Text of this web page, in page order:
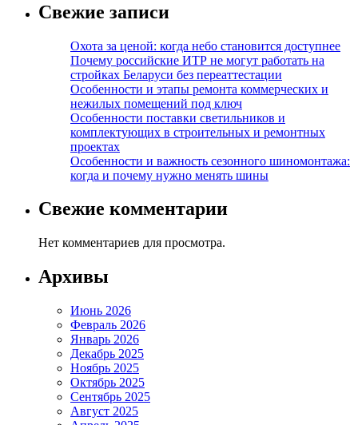
Свежие записи
Охота за ценой: когда небо становится доступнее
Почему российские ИТР не могут работать на
стройках Беларуси без переаттестации
Особенности и этапы ремонта коммерческих и
нежилых помещений под ключ
Особенности поставки светильников и
комплектующих в строительных и ремонтных
проектах
Особенности и важность сезонного шиномонтажа:
когда и почему нужно менять шины
Свежие комментарии
Нет комментариев для просмотра.
Архивы
Июнь 2026
Февраль 2026
Январь 2026
Декабрь 2025
Ноябрь 2025
Октябрь 2025
Сентябрь 2025
Август 2025